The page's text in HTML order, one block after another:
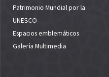
Patrimonio Mundial por la
UNESCO
Espacios emblemáticos
Galería Multimedia